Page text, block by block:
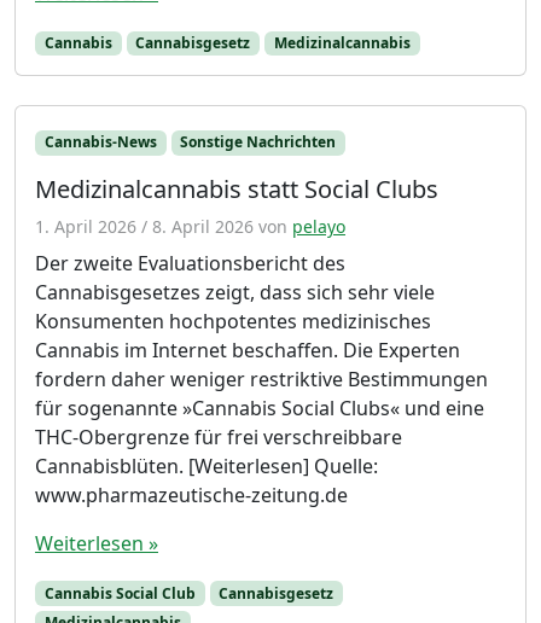
Cannabis Cannabisgesetz Medizinalcannabis
Cannabis-News Sonstige Nachrichten
Medizinalcannabis statt Social Clubs
1. April 2026 / 8. April 2026 von pelayo
Der zweite Evaluationsbericht des
Cannabisgesetzes zeigt, dass sich sehr viele
Konsumenten hochpotentes medizinisches
Cannabis im Internet beschaffen. Die Experten
fordern daher weniger restriktive Bestimmungen
für sogenannte »Cannabis Social Clubs« und eine
THC-Obergrenze für frei verschreibbare
Cannabisblüten. [Weiterlesen] Quelle:
www.pharmazeutische-zeitung.de
Weiterlesen »
Cannabis Social Club
Cannabisgesetz